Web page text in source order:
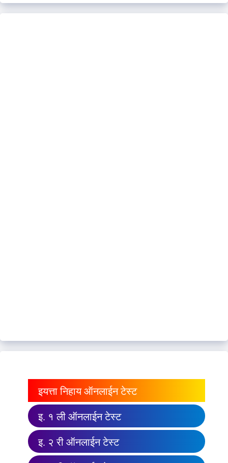
इयत्ता निहाय ऑनलाईन टेस्ट
इ. १ ली ऑनलाईन टेस्ट
इ. २ री ऑनलाईन टेस्ट